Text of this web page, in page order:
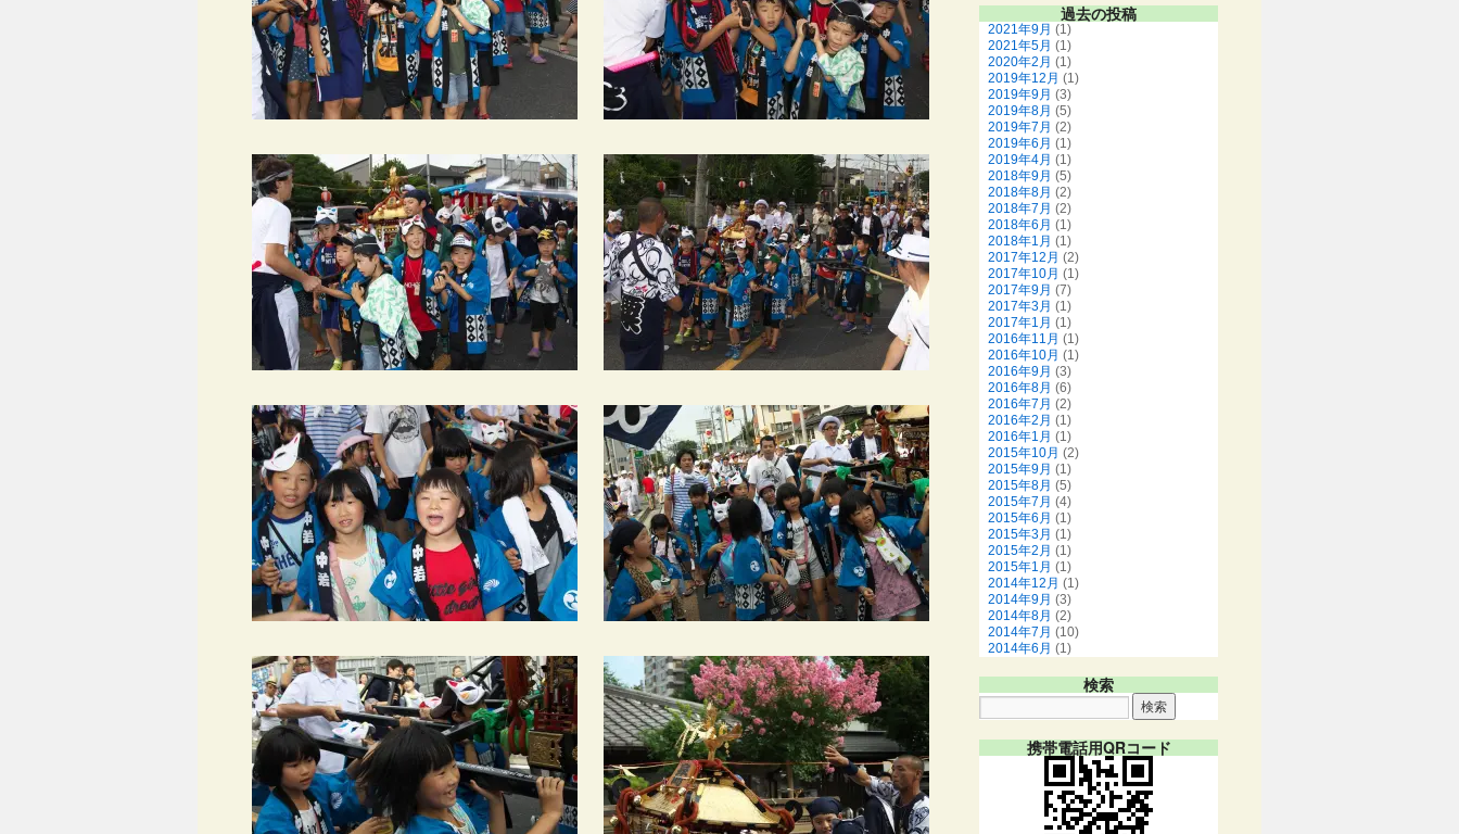
過去の投稿
2021年9月 (1)
2021年5月 (1)
2020年2月 (1)
2019年12月 (1)
2019年9月 (3)
2019年8月 (5)
2019年7月 (2)
2019年6月 (1)
2019年4月 (1)
2018年9月 (5)
2018年8月 (2)
2018年7月 (2)
2018年6月 (1)
2018年1月 (1)
2017年12月 (2)
2017年10月 (1)
2017年9月 (7)
2017年3月 (1)
2017年1月 (1)
2016年11月 (1)
2016年10月 (1)
2016年9月 (3)
2016年8月 (6)
2016年7月 (2)
2016年2月 (1)
2016年1月 (1)
2015年10月 (2)
2015年9月 (1)
2015年8月 (5)
2015年7月 (4)
2015年6月 (1)
2015年3月 (1)
2015年2月 (1)
2015年1月 (1)
2014年12月 (1)
2014年9月 (3)
2014年8月 (2)
2014年7月 (10)
2014年6月 (1)
検索
携帯電話用QRコード